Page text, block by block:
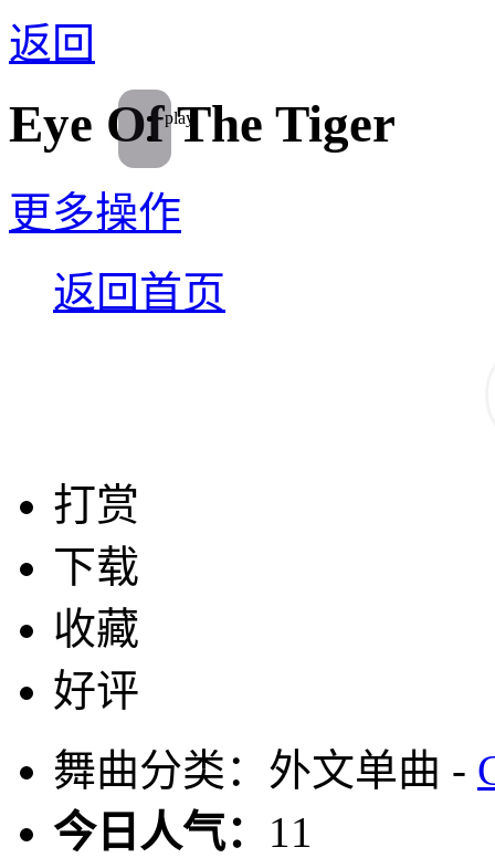
返回
Eye Of The Tiger
更多操作
返回首页
打赏
下载
收藏
好评
舞曲分类：外文单曲 -
今日人气： 11
play